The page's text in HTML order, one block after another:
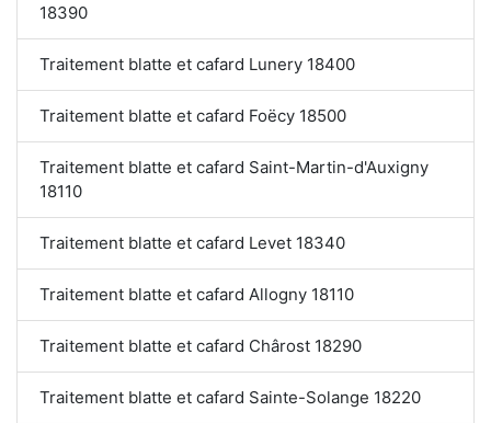
18390
Traitement blatte et cafard Lunery 18400
Traitement blatte et cafard Foëcy 18500
Traitement blatte et cafard Saint-Martin-d'Auxigny
18110
Traitement blatte et cafard Levet 18340
Traitement blatte et cafard Allogny 18110
Traitement blatte et cafard Chârost 18290
Traitement blatte et cafard Sainte-Solange 18220